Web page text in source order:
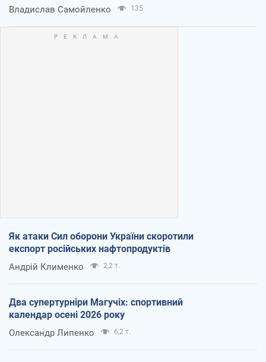
Владислав Самойленко 135
Як атаки Сил оборони України скоротили
експорт російських нафтопродуктів
Андрій Клименко 2,2 т.
Два супертурніри Магучіх: спортивний
календар осені 2026 року
Олександр Липенко 6,2 т.